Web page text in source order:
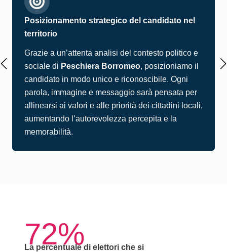
Posizionamento strategico del candidato nel
territorio
Grazie a un’attenta analisi del contesto politico e
sociale di Peschiera Borromeo, posizioniamo il
candidato in modo unico e riconoscibile. Ogni
parola, immagine e messaggio sarà pensata per
allinearsi ai valori e alle priorità dei cittadini locali,
aumentando l’autorevolezza percepita e la
memorabilità.
72%
La percentuale di elettori che si